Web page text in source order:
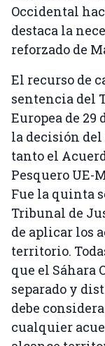
Occidental
destaca la
reforzado de
El recurso de
sentencia del
Europea de 29
la decisión del
tanto el
Pesquero UE-
Fue la quinta
Tribunal de
de aplicar los
territorio.
que el Sáhara
separado y
debe
cualquier